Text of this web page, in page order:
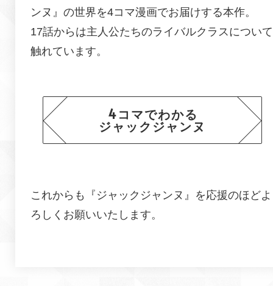
ンヌ 』の世界を4コマ漫画でお届けする本作。
17話からは主人公たちのライバルクラスについて
触れています。
4コマでわかる
ジャックジャンヌ
これからも『 ジャックジャンヌ 』を応援のほどよ
ろしくお願いいたします。